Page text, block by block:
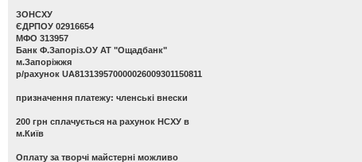
ЗОНСХУ
ЄДРПОУ 02916654
МФО 313957
Банк Ф.Запоріз.ОУ АТ "Ощадбанк"
м.Запоріжжя
р/рахунок UA813139570000026009301150811
призначення платежу: членські внески
200 грн сплачується на рахунок НСХУ в
м.Київ
Оплату за творчі майстерні можливо